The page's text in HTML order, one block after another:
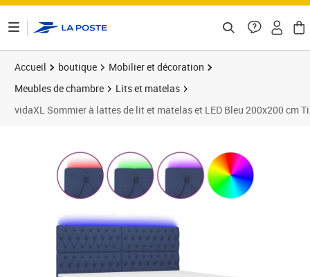
Accueil boutique
Mobilier et décoration
Meubles de chambre
Lits et matelas
vidaXL Sommier à lattes de lit et matelas et LED Bleu 200x200 cm